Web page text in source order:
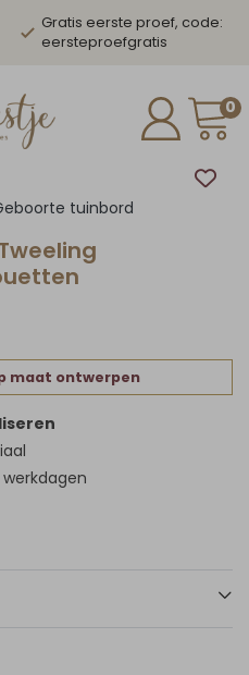
Gratis eerste proef, code:
eersteproefgratis
0
tuinbord
maat ontwerpen